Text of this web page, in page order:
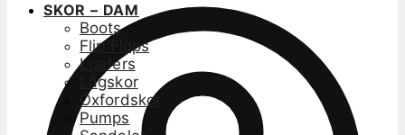
SKOR – DAM
Boots
Flip Flops
Loafers
Lågskor
Oxfordskor
Pumps